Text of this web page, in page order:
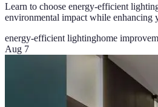
Learn to choose energy-efficient
environmental impact while enhancing
energy-efficient lightinghome
Aug 7